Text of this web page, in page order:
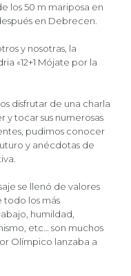
los 50 m mariposa en
en Debrecen.
y nosotras, la
«12+1 Mójate por la
disfrutar de una charla
y tocar sus numerosas
pudimos conocer
y anécdotas de
se llenó de valores
todo los más
humildad,
etc… son muchos
Olímpico lanzaba a